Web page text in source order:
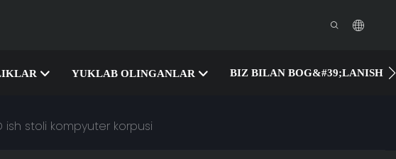
YUKLAB OLINGANLAR BIZ BILAN BOG&#39;LANISH
stoli kompyuter korpusi